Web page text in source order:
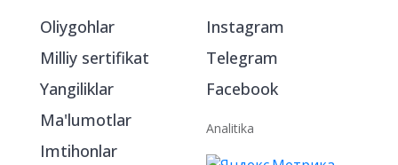
Oliygohlar
Milliy sertifikat
Yangiliklar
Ma'lumotlar
Imtihonlar
Instagram
Telegram
Facebook
Analitika